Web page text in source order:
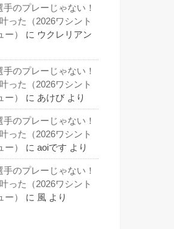
手のプレーじゃない！
った（2026ワシント
）
に ウクレリアン
手のプレーじゃない！
った（2026ワシント
）
に あけび より
手のプレーじゃない！
った（2026ワシント
）
に aoiです より
手のプレーじゃない！
った（2026ワシント
）
に 風 より